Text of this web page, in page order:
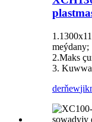
meýdany;
2.Maks
3.
derňew